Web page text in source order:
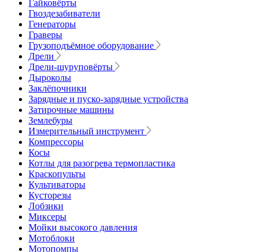
Гайковёрты
Гвоздезабиватели
Генераторы
Граверы
Грузоподъёмное оборудование
Дрели
Дрели-шуруповёрты
Дыроколы
Заклёпочники
Зарядные и пуско-зарядные устройства
Затирочные машины
Землебуры
Измерительный инструмент
Компрессоры
Косы
Котлы для разогрева термопластика
Краскопульты
Культиваторы
Кусторезы
Лобзики
Миксеры
Мойки высокого давления
Мотоблоки
Мотопомпы